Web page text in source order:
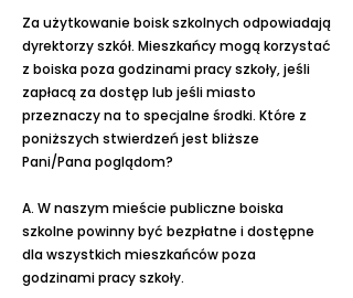
Za użytkowanie boisk szkolnych odpowiadają
dyrektorzy szkół. Mieszkańcy mogą korzystać
z boiska poza godzinami pracy szkoły, jeśli
zapłacą za dostęp lub jeśli miasto
przeznaczy na to specjalne środki. Które z
poniższych stwierdzeń jest bliższe
Pani/Pana poglądom?
A. W naszym mieście publiczne boiska
szkolne powinny być bezpłatne i dostępne
dla wszystkich mieszkańców poza
godzinami pracy szkoły.